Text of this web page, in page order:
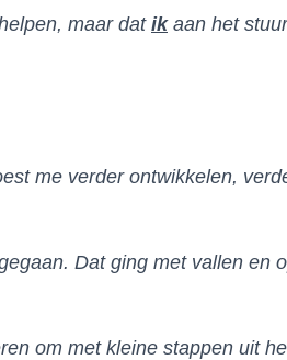
maar dat ikaan het
me verder ontwikkelen,
Dat ging met vallen en
om met kleine stappen uit